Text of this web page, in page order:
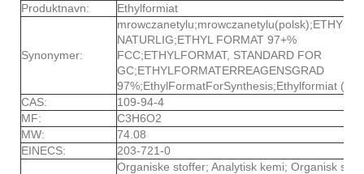
Produktnavn: Ethylformiat
Synonymer:
NATURLIG;ETHYL FORMAT 97+%
FCC;ETHYLFORMAT, STANDARD FOR
GC;ETHYLFORMATERREAGENSGRAD
97%;EthylFormatForSynthesis;Ethylformiat
CAS:
109-94-4
MF:
C3H6O2
MW:
74.08
EINECS:
203-721-0
Organiske stoffer; Analytisk kemi; Organisk